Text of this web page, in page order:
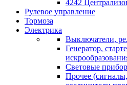
4242
Рулевое управление
Тормоза
Электрика
Выключатели,
Генератор,
Световые
Прочее